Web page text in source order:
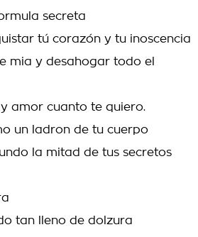
secreta
tú corazón y tu inoscencia
mia y desahogar todo el
amor cuanto te quiero.
un ladron de tu cuerpo
la mitad de tus secretos
tan lleno de dolzura